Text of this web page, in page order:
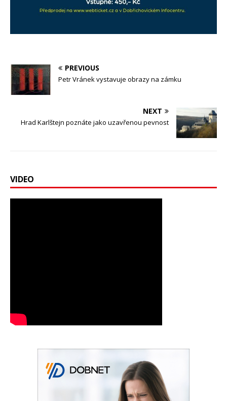
PREVIOUS
Petr Vránek vystavuje obrazy na zámku
NEXT
Hrad Karlštejn poznáte jako uzavřenou pevnost
VIDEO